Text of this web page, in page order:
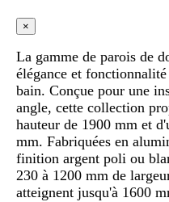
×
La gamme de parois de
élégance et
bain. Conçue pour une
angle, cette collection
hauteur de 1900 mm et
mm. Fabriquées en
finition argent poli ou
230 à 1200 mm de
atteignent jusqu'à 1600